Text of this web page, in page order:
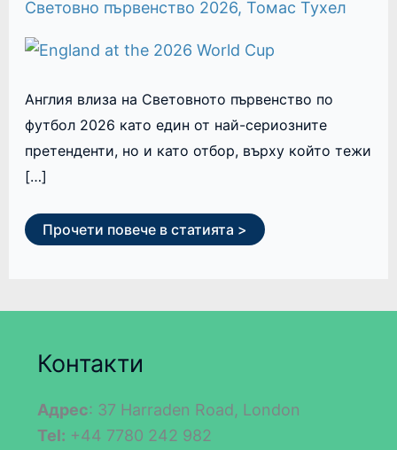
Световно първенство 2026, Томас Тухел
Англия влиза на Световното първенство по
футбол 2026 като един от най-сериозните
претенденти, но и като отбор, върху който тежи
[…]
Прочети повече в статията >
Контакти
Адрес: 37 Harraden Road, London
Tel: +44 7780 242 982